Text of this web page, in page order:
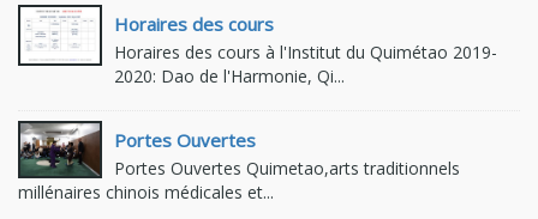
Horaires des cours
Horaires des cours à l'Institut du Quimétao 2019-
2020: Dao de l'Harmonie, Qi...
Portes Ouvertes
Portes Ouvertes Quimetao,arts traditionnels
millénaires chinois médicales et...